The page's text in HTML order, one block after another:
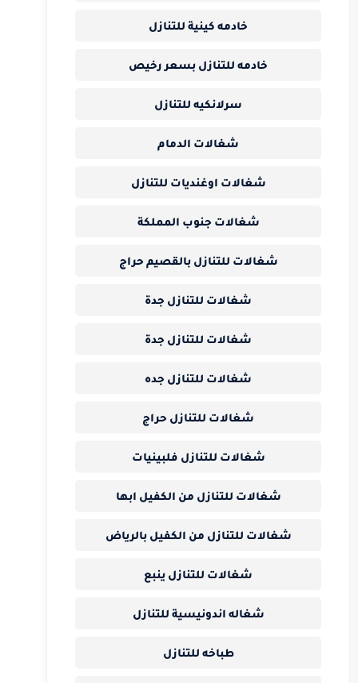
خادمه كينية للتنازل
خادمه للتنازل بسعر رخيص
سرلانكيه للتنازل
شغالات الدمام
شغالات اوغنديات للتنازل
شغالات جنوب المملكة
شغالات للتنازل بالقصيم حراج
شغالات للتنازل جدة
شغالات للتنازل جدة
شغالات للتنازل جده
شغالات للتنازل حراج
شغالات للتنازل فلبينيات
شغالات للتنازل من الكفيل ابها
شغالات للتنازل من الكفيل بالرياض
شغالات للتنازل ينبع
شغاله اندونيسية للتنازل
طباخه للتنازل